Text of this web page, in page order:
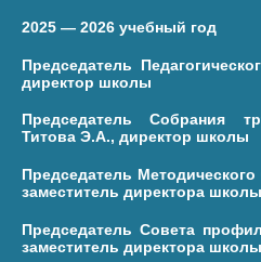
2025 — 2026 учебный год
Председатель
директор школы
Председатель Собрания
Титова Э.А., директор школы
Председатель
заместитель директора
Председатель Совета
заместитель директора